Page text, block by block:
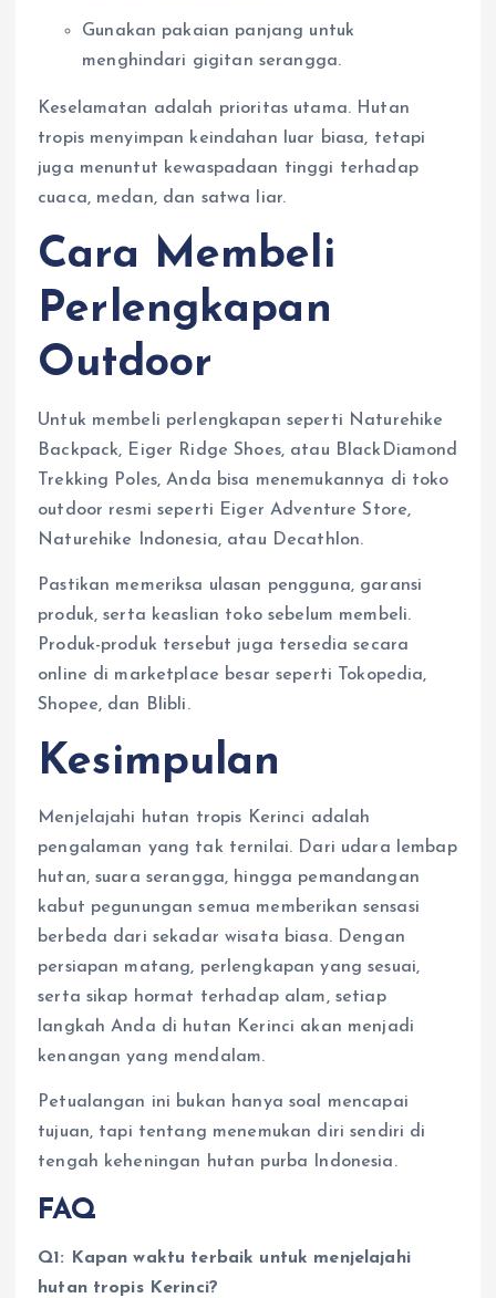
Gunakan pakaian panjang untuk
menghindari gigitan serangga.
Keselamatan adalah prioritas utama. Hutan
tropis menyimpan keindahan luar biasa, tetapi
juga menuntut kewaspadaan tinggi terhadap
cuaca, medan, dan satwa liar.
Cara Membeli
Perlengkapan
Outdoor
Untuk membeli perlengkapan seperti Naturehike
Backpack, Eiger Ridge Shoes, atau BlackDiamond
Trekking Poles, Anda bisa menemukannya di toko
outdoor resmi seperti Eiger Adventure Store,
Naturehike Indonesia, atau Decathlon.
Pastikan memeriksa ulasan pengguna, garansi
produk, serta keaslian toko sebelum membeli.
Produk-produk tersebut juga tersedia secara
online di marketplace besar seperti Tokopedia,
Shopee, dan Blibli.
Kesimpulan
Menjelajahi hutan tropis Kerinci adalah
pengalaman yang tak ternilai. Dari udara lembap
hutan, suara serangga, hingga pemandangan
kabut pegunungan semua memberikan sensasi
berbeda dari sekadar wisata biasa. Dengan
persiapan matang, perlengkapan yang sesuai,
serta sikap hormat terhadap alam, setiap
langkah Anda di hutan Kerinci akan menjadi
kenangan yang mendalam.
Petualangan ini bukan hanya soal mencapai
tujuan, tapi tentang menemukan diri sendiri di
tengah keheningan hutan purba Indonesia.
FAQ
Q1: Kapan waktu terbaik untuk menjelajahi
hutan tropis Kerinci?